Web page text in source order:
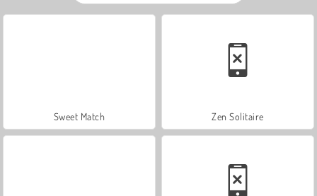
Sweet Match Zen Solitaire